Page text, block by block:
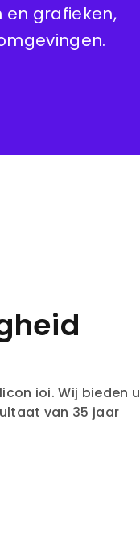
grafieken,
ioi. Wij bieden u
van 35 jaar